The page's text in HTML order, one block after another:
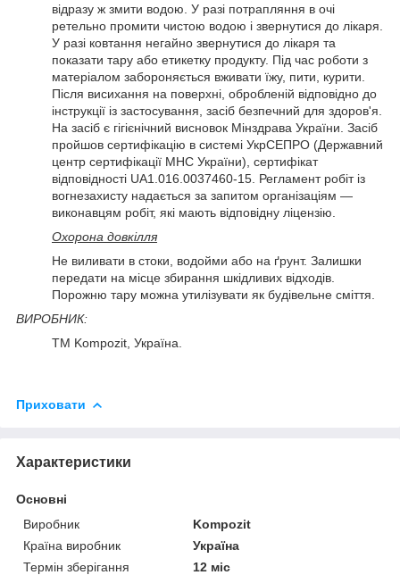
відразу ж змити водою. У разі потрапляння в очі
ретельно промити чистою водою і звернутися до лікаря.
У разі ковтання негайно звернутися до лікаря та
показати тару або етикетку продукту. Під час роботи з
матеріалом забороняється вживати їжу, пити, курити.
Після висихання на поверхні, обробленій відповідно до
інструкції із застосування, засіб безпечний для здоров'я.
На засіб є гігієнічний висновок Мінздрава України. Засіб
пройшов сертифікацію в системі УкрСЕПРО (Державний
центр сертифікації МНС України), сертифікат
відповідності UA1.016.0037460-15. Регламент робіт із
вогнезахисту надається за запитом організаціям —
виконавцям робіт, які мають відповідну ліцензію.
Охорона довкілля
Не виливати в стоки, водойми або на ґрунт. Залишки
передати на місце збирання шкідливих відходів.
Порожню тару можна утилізувати як будівельне сміття.
ВИРОБНИК:
ТМ Kompozit, Україна.
Приховати
Характеристики
Основні
Виробник
Kompozit
Країна виробник
Україна
Термін зберігання
12 міс